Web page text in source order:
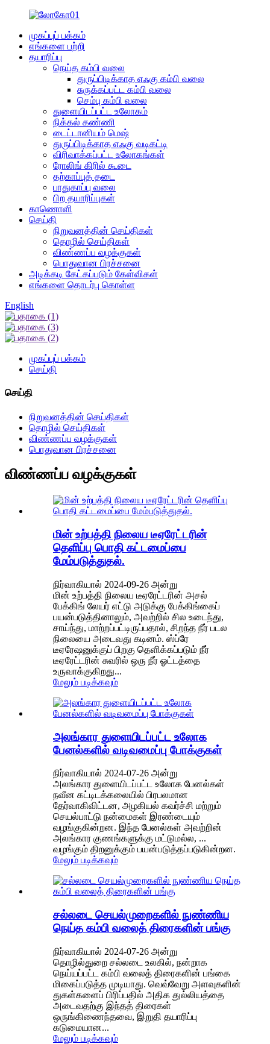
முகப்புப் பக்கம்
எங்களை பற்றி
தயாரிப்பு
நெய்த கம்பி வலை
துருப்பிடிக்காத எஃகு கம்பி வலை
சுருக்கப்பட்ட கம்பி வலை
செம்பு கம்பி வலை
துளையிடப்பட்ட உலோகம்
நிக்கல் கண்ணி
டைட்டானியம் மெஷ்
துருப்பிடிக்காத எஃகு வடிகட்டி
விரிவாக்கப்பட்ட உலோகங்கள்
ரோலிங் கிரில் கூடை
தற்காப்புத் தடை
பாதுகாப்பு வலை
பிற தயாரிப்புகள்
காணொளி
செய்தி
நிறுவனத்தின் செய்திகள்
தொழில் செய்திகள்
விண்ணப்ப வழக்குகள்
பொதுவான பிரச்சனை
அடிக்கடி கேட்கப்படும் கேள்விகள்
எங்களை தொடர்பு கொள்ள
English
முகப்புப் பக்கம்
செய்தி
செய்தி
நிறுவனத்தின் செய்திகள்
தொழில் செய்திகள்
விண்ணப்ப வழக்குகள்
பொதுவான பிரச்சனை
விண்ணப்ப வழக்குகள்
மின் உற்பத்தி நிலைய டீஏரேட்டரின்
தெளிப்பு பொதி கட்டமைப்பை
மேம்படுத்துதல்.
நிர்வாகியால் 2024-09-26 அன்று
மின் உற்பத்தி நிலைய டீஏரேட்டரின் அசல்
பேக்கிங் லேயர் எட்டு அடுக்கு பேக்கிங்கைப்
பயன்படுத்தினாலும், அவற்றில் சில உடைந்து,
சாய்ந்து, மாற்றப்பட்டிருப்பதால், சிறந்த நீர் படல
நிலையை அடைவது கடினம். ஸ்ப்ரே
டீஏரேஷனுக்குப் பிறகு தெளிக்கப்படும் நீர்
டீஏரேட்டரின் சுவரில் ஒரு நீர் ஓட்டத்தை
உருவாக்குகிறது...
மேலும் படிக்கவும்
அலங்கார துளையிடப்பட்ட உலோக
பேனல்களில் வடிவமைப்பு போக்குகள்
நிர்வாகியால் 2024-07-26 அன்று
அலங்கார துளையிடப்பட்ட உலோக பேனல்கள்
நவீன கட்டிடக்கலையில் பிரபலமான
தேர்வாகிவிட்டன, அழகியல் கவர்ச்சி மற்றும்
செயல்பாட்டு நன்மைகள் இரண்டையும்
வழங்குகின்றன. இந்த பேனல்கள் அவற்றின்
அலங்கார குணங்களுக்கு மட்டுமல்ல, ...
வழங்கும் திறனுக்கும் பயன்படுத்தப்படுகின்றன.
மேலும் படிக்கவும்
சல்லடை செயல்முறைகளில் நுண்ணிய
நெய்த கம்பி வலைத் திரைகளின் பங்கு
நிர்வாகியால் 2024-07-26 அன்று
தொழில்துறை சல்லடை உலகில், நன்றாக
நெய்யப்பட்ட கம்பி வலைத் திரைகளின் பங்கை
மிகைப்படுத்த முடியாது. வெவ்வேறு அளவுகளின்
துகள்களைப் பிரிப்பதில் அதிக துல்லியத்தை
அடைவதற்கு இந்தத் திரைகள்
ஒருங்கிணைந்தவை, இறுதி தயாரிப்பு
கடுமையான...
மேலும் படிக்கவும்